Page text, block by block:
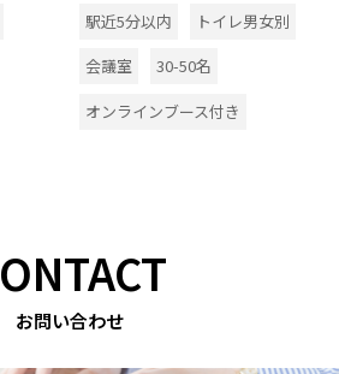
駅近5分以内
トイレ男女別
会議室
30-50名
オンラインブース付き
CONTACT
お問い合わせ